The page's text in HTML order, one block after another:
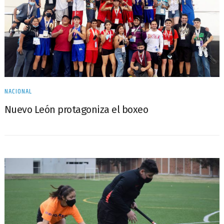
NACIONAL
Nuevo León protagoniza el boxeo